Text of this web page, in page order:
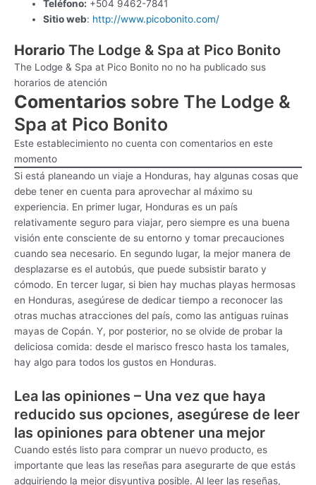
Teléfono: +504 9462-7841
Sitio web: http://www.picobonito.com/
Horario The Lodge & Spa at Pico Bonito
The Lodge & Spa at Pico Bonito no no ha publicado sus
horarios de atención
Comentarios sobre The Lodge &
Spa at Pico Bonito
Este establecimiento no cuenta con comentarios en este
momento
Si está planeando un viaje a Honduras, hay algunas cosas que
debe tener en cuenta para aprovechar al máximo su
experiencia. En primer lugar, Honduras es un país
relativamente seguro para viajar, pero siempre es una buena
visión ente consciente de su entorno y tomar precauciones
cuando sea necesario. En segundo lugar, la mejor manera de
desplazarse es el autobús, que puede subsistir barato y
cómodo. En tercer lugar, si bien hay muchas playas hermosas
en Honduras, asegúrese de dedicar tiempo a reconocer las
otras muchas atracciones del país, como las antiguas ruinas
mayas de Copán. Y, por posterior, no se olvide de probar la
deliciosa comida: desde el marisco fresco hasta los tamales,
hay algo para todos los gustos en Honduras.
Lea las opiniones – Una vez que haya
reducido sus opciones, asegúrese de leer
las opiniones para obtener una mejor
Cuando estés listo para comprar un nuevo producto, es
importante que leas las reseñas para asegurarte de que estás
adquiriendo la mejor disyuntiva posible. Al leer las reseñas,